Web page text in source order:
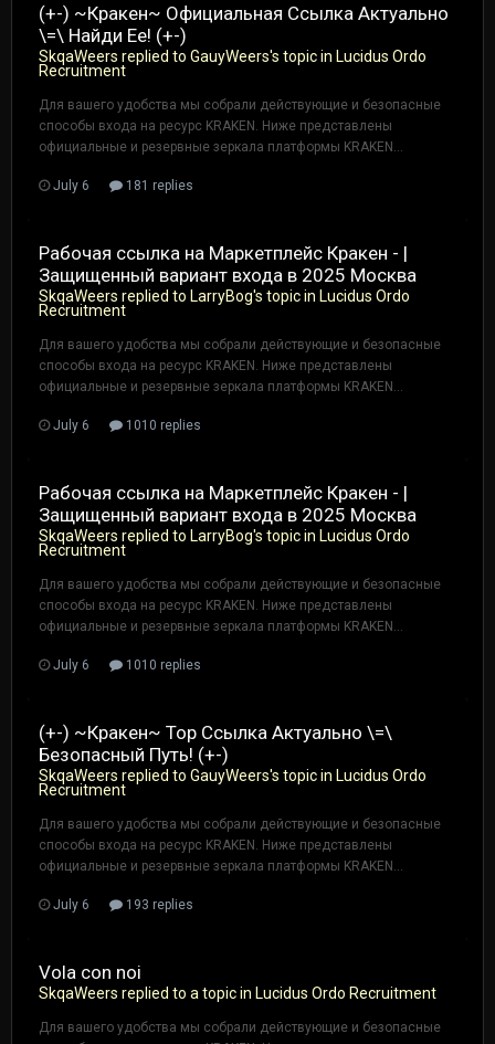
(+-) ~Кракен~ Официальная Ссылка Актуально
\=\ Найди Ее! (+-)
SkqaWeers replied to GauyWeers's topic in Lucidus Ordo
Recruitment
Для вашего удобства мы собрали действующие и безопасные
способы входа на ресурс KRAKEN. Ниже представлены
официальные и резервные зеркала платформы KRAKEN...
July 6 181 replies
Рабочая ссылка на Маркетплейс Кракен - |
Защищенный вариант входа в 2025 Москва
SkqaWeers replied to LarryBog's topic in Lucidus Ordo
Recruitment
Для вашего удобства мы собрали действующие и безопасные
способы входа на ресурс KRAKEN. Ниже представлены
официальные и резервные зеркала платформы KRAKEN...
July 6 1010 replies
Рабочая ссылка на Маркетплейс Кракен - |
Защищенный вариант входа в 2025 Москва
SkqaWeers replied to LarryBog's topic in Lucidus Ordo
Recruitment
Для вашего удобства мы собрали действующие и безопасные
способы входа на ресурс KRAKEN. Ниже представлены
официальные и резервные зеркала платформы KRAKEN...
July 6 1010 replies
(+-) ~Кракен~ Тор Ссылка Актуально \=\
Безопасный Путь! (+-)
SkqaWeers replied to GauyWeers's topic in Lucidus Ordo
Recruitment
Для вашего удобства мы собрали действующие и безопасные
способы входа на ресурс KRAKEN. Ниже представлены
официальные и резервные зеркала платформы KRAKEN...
July 6 193 replies
Vola con noi
SkqaWeers replied to a topic in Lucidus Ordo Recruitment
Для вашего удобства мы собрали действующие и безопасные